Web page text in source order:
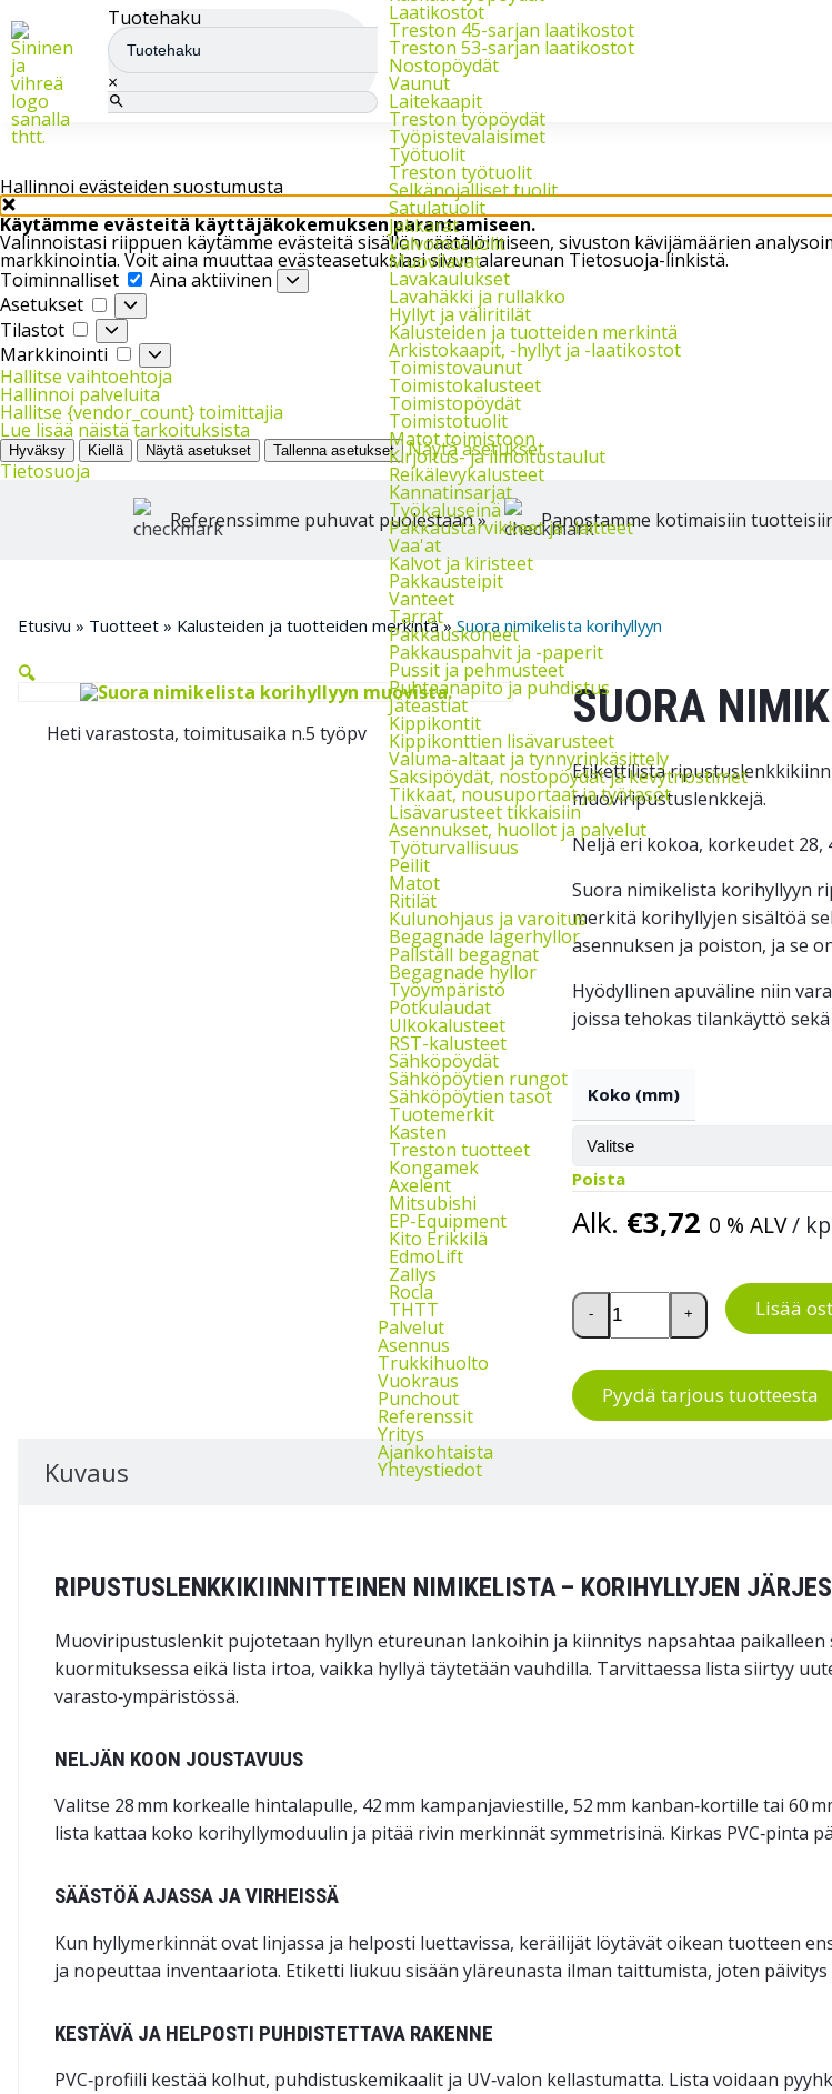
Hallinnoi evästeiden suostumusta
Käytämme evästeitä käyttäjäkokemuksen parantamiseen.
Valinnoistasi riippuen käytämme evästeitä sisällön räätälöimiseen, sivuston kävijämäärien
markkinointia. Voit aina muuttaa evästeasetuksiasi sivun alareunan Tietosuoja-linkistä.
Toiminnalliset
Toiminnalliset
Aina aktiivinen
Asetukset
Asetukset
Tilastot
Tilastot
Markkinointi
Markkinointi
Hallitse vaihtoehtoja
Hallinnoi palveluita
Hallitse {vendor_count} toimittajia
Lue lisää näistä tarkoituksista
Hyväksy Kiellä Näytä asetukset Tallenna asetukset
Näytä asetukset
Tietosuoja
Tuotehaku
×
Laatikostot
Treston 45-sarjan laatikostot
Treston 53-sarjan laatikostot
Nostopöydät
Vaunut
Laitekaapit
Treston työpöydät
Työpistevalaisimet
Työtuolit
Treston työtuolit
Selkänojalliset tuolit
Satulatuolit
Jakkarat
Valvomotuolit
Muovilavat
Lavakaulukset
Lavahäkki ja rullakko
Hyllyt ja väliritilät
Kalusteiden ja tuotteiden merkintä
Arkistokaapit, -hyllyt ja -laatikostot
Toimistovaunut
Toimistokalusteet
Toimistopöydät
Toimistotuolit
Matot toimistoon
Kirjoitus- ja ilmoitustaulut
Reikälevykalusteet
Kannatinsarjat
Työkaluseinä
Pakkaustarvikkeet ja -laitteet
Vaa'at
Kalvot ja kiristeet
Pakkausteipit
Vanteet
Tarrat
Pakkauskoneet
Pakkauspahvit ja -paperit
Pussit ja pehmusteet
Puhtaanapito ja puhdistus
Jäteastiat
Kippikontit
Kippikonttien lisävarusteet
Valuma-altaat ja tynnyrinkäsittely
Saksipöydät, nostopöydät ja kevytnostimet
Tikkaat, nousuportaat ja työtasot
Lisävarusteet tikkaisiin
Asennukset, huollot ja palvelut
Työturvallisuus
Peilit
Matot
Ritilät
Kulunohjaus ja varoitus
Begagnade lagerhyllor
Pallställ begagnat
Begagnade hyllor
Työympäristö
Potkulaudat
Ulkokalusteet
RST-kalusteet
Sähköpöydät
Sähköpöytien rungot
Sähköpöytien tasot
Tuotemerkit
Kasten
Treston tuotteet
Kongamek
Axelent
Mitsubishi
EP-Equipment
Kito Erikkilä
EdmoLift
Zallys
Rocla
THTT
Palvelut
Asennus
Trukkihuolto
Vuokraus
Punchout
Referenssit
Yritys
Ajankohtaista
Yhteystiedot
Referenssimme puhuvat puolestaan » Panostamme kotimaisiin
Etusivu » Tuotteet » Kalusteiden ja tuotteiden merkintä»Suora nimikelista korihyllyyn
🔍
Heti varastosta, toimitusaika n.5 työpv
SUORA
Etikettilista
muoviripustuslenkkejä.
Neljä eri kokoa, korkeudet 28,
Suora nimikelista korihyllyyn
merkitä korihyllyjen sisältöä
asennuksen ja poiston, ja se
Hyödyllinen apuväline niin
joissa tehokas tilankäyttö
Koko (mm)
Poista
Alk. €3,72 0 % ALV/
Suora nimikelista korihyllyyn
- + Lisää
Pyydä tarjous tuotteesta
Kuvaus
RIPUSTUSLENKKIKIINNITTEINEN NIMIKELISTA – KORIHYLLYJEN
Muoviripustuslenkit pujotetaan hyllyn etureunan lankoihin ja kiinnitys napsahtaa
kuormituksessa eikä lista irtoa, vaikka hyllyä täytetään vauhdilla. Tarvittaessa lista siirtyy
varasto‑ympäristössä.
NELJÄN KOON JOUSTAVUUS
Valitse 28 mm korkealle hintalapulle, 42 mm kampanjaviestille, 52 mm kanban‑kortille tai 60
lista kattaa koko korihyllymoduulin ja pitää rivin merkinnät symmetrisinä. Kirkas PVC‑pinta
SÄÄSTÖÄ AJASSA JA VIRHEISSÄ
Kun hyllymerkinnät ovat linjassa ja helposti luettavissa, keräilijät löytävät oikean tuotteen
ja nopeuttaa inventaariota. Etiketti liukuu sisään yläreunasta ilman taittumista, joten
KESTÄVÄ JA HELPOSTI PUHDISTETTAVA RAKENNE
PVC‑profiili kestää kolhut, puhdistus­kemikaalit ja UV‑valon kellastumatta. Lista voidaan